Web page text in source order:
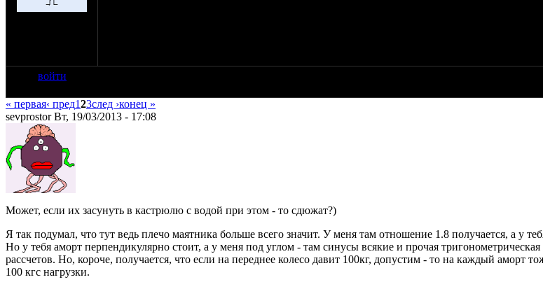
войти
« первая‹ пред123след ›конец »
sevprostor Вт, 19/03/2013 - 17:08
Может, если их засунуть в кастрюлю с водой при этом - то сдюжат?)
Я так подумал, что тут ведь плечо маятника больше всего значит. У меня там отношение 1.8 получается, а у
Но у тебя аморт перпендикулярно стоит, а у меня под углом - там синусы всякие и прочая
рассчетов. Но, короче, получается, что если на переднее колесо давит 100кг, допустим - то на каждый аморт
100 кгс нагрузки.